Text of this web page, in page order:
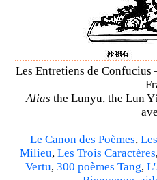
Les Entretiens de
Alias the Lunyu, the Lun
Le Canon des Poèmes,
Milieu, Les Trois Caractères
Vertu, 300 poèmes Tang,